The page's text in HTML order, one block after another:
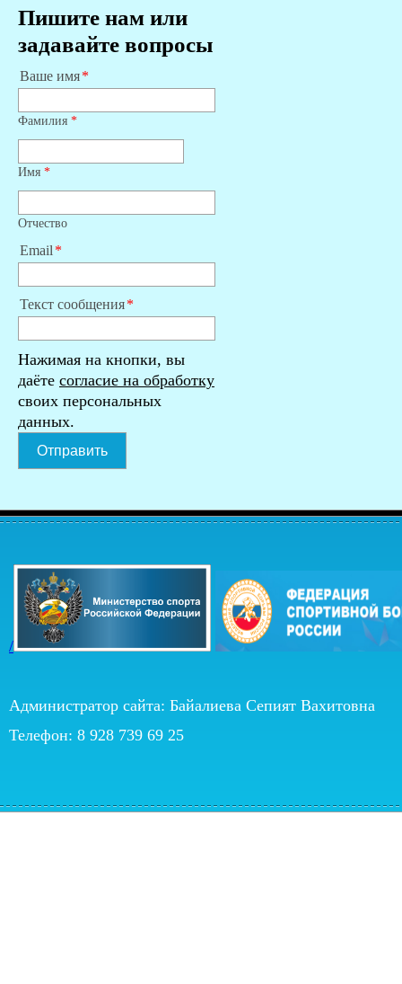
Пишите нам или
задавайте вопросы
Ваше имя
Фамилия *
Имя *
Отчество
Email
Текст сообщения
Нажимая на кнопки, вы
даёте согласие на обработку
своих персональных
данных.
Отправить
/
Администратор сайта: Байалиева Сепият Вахитовна
Телефон: 8 928 739 69 25